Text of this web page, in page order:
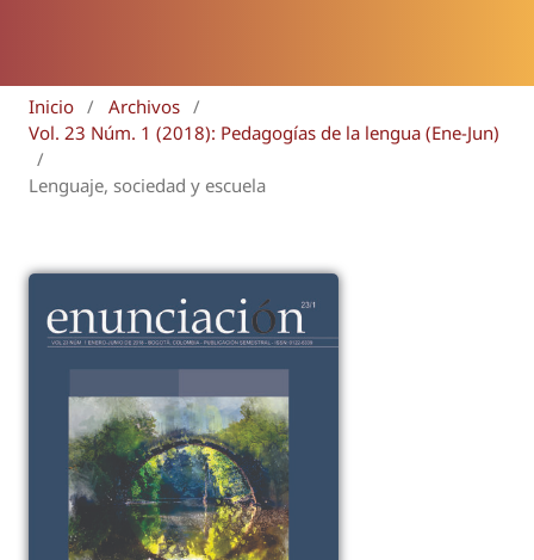
Inicio / Archivos /
Vol. 23 Núm. 1 (2018): Pedagogías de la lengua (Ene-Jun)
/
Lenguaje, sociedad y escuela